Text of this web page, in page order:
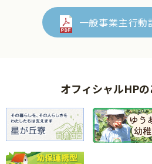
一般事業主行動
オフィシャルHP